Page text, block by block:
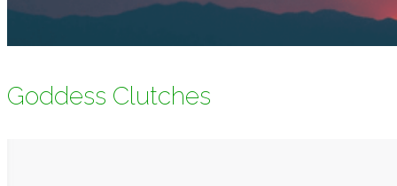
Goddess Clutches